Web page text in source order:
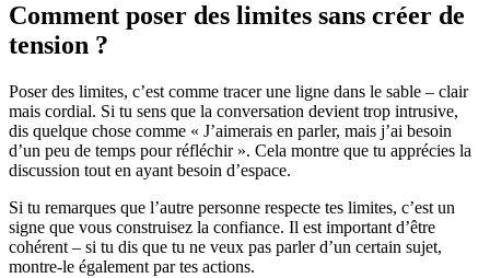
Comment poser des limites sans créer de
tension ?
Poser des limites, c’est comme tracer une ligne dans le sable – clair
mais cordial. Si tu sens que la conversation devient trop intrusive,
dis quelque chose comme « J’aimerais en parler, mais j’ai besoin
d’un peu de temps pour réfléchir ». Cela montre que tu apprécies la
discussion tout en ayant besoin d’espace.
Si tu remarques que l’autre personne respecte tes limites, c’est un
signe que vous construisez la confiance. Il est important d’être
cohérent – si tu dis que tu ne veux pas parler d’un certain sujet,
montre-le également par tes actions.